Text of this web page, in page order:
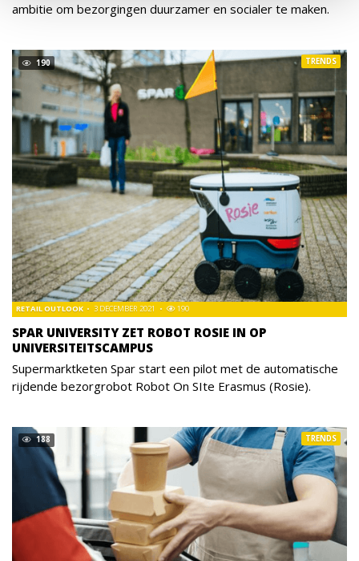
ambitie om bezorgingen duurzamer en socialer te maken.
190
SPAR UNIVERSITY ZET ROBOT ROSIE IN OP
UNIVERSITEITSCAMPUS
RETAIL OUTLOOK 3 DECEMBER 2021 190
TRENDS
Supermarktketen Spar start een pilot met de automatische
rijdende bezorgrobot Robot On SIte Erasmus (Rosie).
188 TRENDS